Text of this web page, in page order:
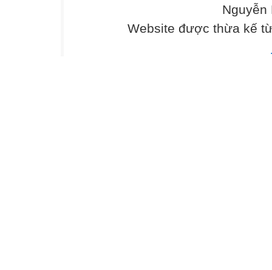
Nguyễn
Website được thừa kế